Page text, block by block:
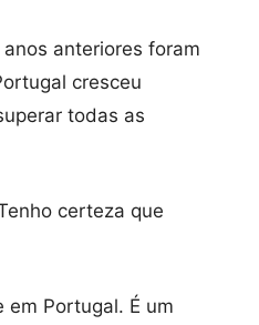
anteriores foram
cresceu
todas as
certeza que
Portugal. É um